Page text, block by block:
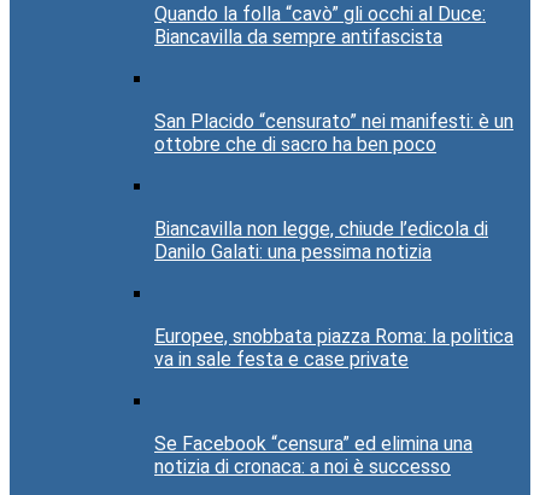
Quando la folla “cavò” gli occhi al Duce:
Biancavilla da sempre antifascista
San Placido “censurato” nei manifesti: è un
ottobre che di sacro ha ben poco
Biancavilla non legge, chiude l’edicola di
Danilo Galati: una pessima notizia
Europee, snobbata piazza Roma: la politica
va in sale festa e case private
Se Facebook “censura” ed elimina una
notizia di cronaca: a noi è successo